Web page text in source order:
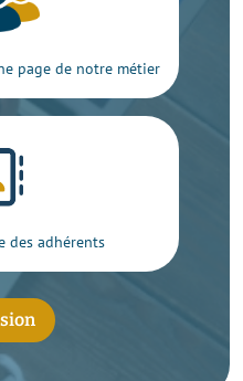
page de notre métier
des adhérents